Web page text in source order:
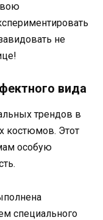
не
вида
трендов в
костюмов. Этот
особую
специального